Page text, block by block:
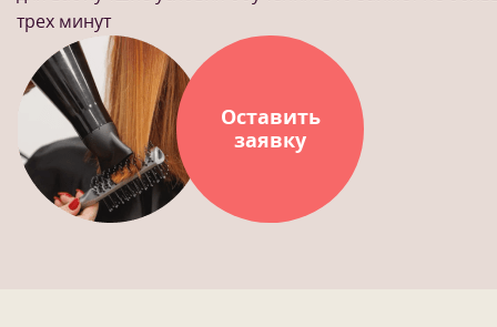
трех минут
Оставить
заявку